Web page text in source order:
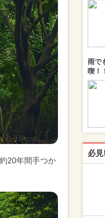
20年間手つか
雨で
喫！
必